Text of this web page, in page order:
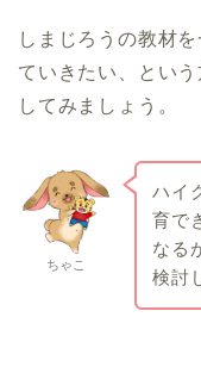
しまじろうの教材
ていきたい、とい
してみましょう。
ちゃこ
ハイ
育で
なる
検討